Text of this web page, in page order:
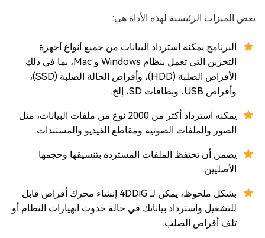
بعض الميزات الرئيسية لهذه الأداة هي:
البرنامج يمكنه استرداد البيانات من جميع أنواع أجهزة
التخزين التي تعمل بنظام Windows و Mac، بما في ذلك
الأقراص الصلبة (HDD)، وأقراص الحالة الصلبة (SSD)،
وأقراص USB، وبطاقات SD، إلخ.
يمكنه استرداد أكثر من 2000 نوع من ملفات البيانات، مثل
الصور والملفات الصوتية ومقاطع الفيديو والمستندات.
يضمن أن تحتفظ الملفات المستردة بتنسيقها وحجمها
الأصليين.
بشكل ملحوظ، يمكن لـ 4DDiG إنشاء محرك أقراص قابل
للتشغيل واسترداد بياناتك في حالة حدوث انهيارات النظام أو
تلف أقراص الصلب.